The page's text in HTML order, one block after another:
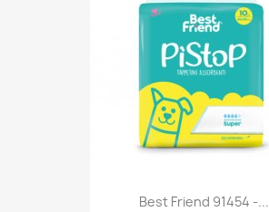
Anteprima
Best Friend 91454 -...